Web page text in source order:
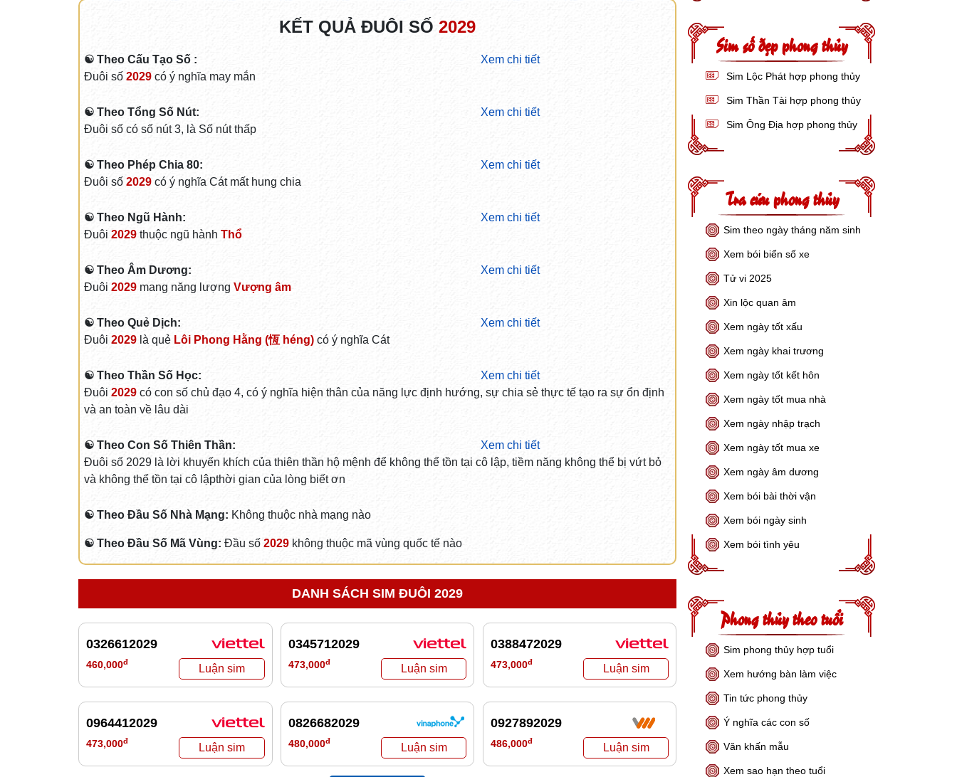
KẾT QUẢ ĐUÔI SỐ2029
☯ Theo Cấu Tạo Số :
Xem chi tiết
Đuôi số 2029có ý nghĩa may mắn
☯ Theo Tổng Số Nút:
Xem chi tiết
Đuôi số có số nút 3, là Số nút thấp
☯ Theo Phép Chia 80:
Xem chi tiết
Đuôi số 2029có ý nghĩa Cát mất hung chia
☯ Theo Ngũ Hành:
Xem chi tiết
Đuôi 2029thuộc ngũ hành Thổ
☯ Theo Âm Dương:
Xem chi tiết
Đuôi 2029mang năng lượng Vượng âm
☯ Theo Quẻ Dịch:
Xem chi tiết
Đuôi 2029là quẻ Lôi Phong Hằng (恆 héng)có ý nghĩa Cát
☯ Theo Thần Số Học:
Xem chi tiết
Đuôi 2029có con số chủ đạo 4, có ý nghĩa hiện thân của năng lực định hướng, sự chia sẻ thực tế tạo ra sự ổn định
và an toàn về lâu dài
☯ Theo Con Số Thiên Thần:
Xem chi tiết
Đuôi số 2029 là lời khuyến khích của thiên thần hộ mệnh để không thể tồn tại cô lập, tiềm năng không thể bị vứt bỏ
và không thể tồn tại cô lậpthời gian của lòng biết ơn
☯ Theo Đầu Số Nhà Mạng: Không thuộc nhà mạng nào
☯ Theo Đầu Số Mã Vùng: Đầu số 2029không thuộc mã vùng quốc tế nào
DANH SÁCH SIM ĐUÔI 2029
0326612029
460,000đ
0345712029
473,000đ
0388472029
473,000đ
0964412029
473,000đ
0826682029
480,000đ
0927892029
486,000đ
Sim số đẹp phong thủy
Sim Lộc Phát hợp phong thủy
Sim Thần Tài hợp phong thủy
Sim Ông Địa hợp phong thủy
Tra cứu phong thủy
Sim theo ngày tháng năm sinh
Xem bói biển số xe
Tử vi 2025
Xin lộc quan âm
Xem ngày tốt xấu
Xem ngày khai trương
Xem ngày tốt kết hôn
Xem ngày tốt mua nhà
Xem ngày nhập trạch
Xem ngày tốt mua xe
Xem ngày âm dương
Xem bói bài thời vận
Xem bói ngày sinh
Xem bói tình yêu
Phong thủy theo tuổi
Sim phong thủy hợp tuổi
Xem hướng bàn làm việc
Tin tức phong thủy
Ý nghĩa các con số
Văn khấn mẫu
Xem sao hạn theo tuổi